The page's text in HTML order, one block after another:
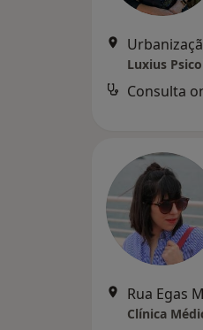
Luxius
Consulta
Rua Egas